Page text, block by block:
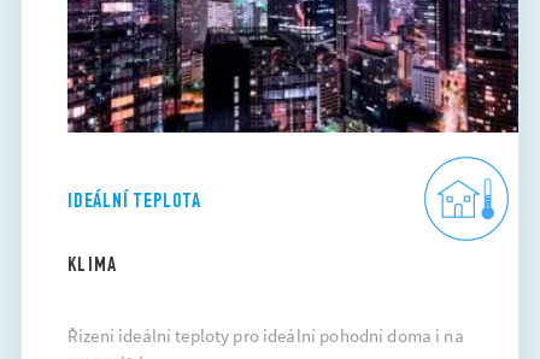
IDEÁLNÍ TEPLOTA
KLIMA
Řízení ideální teploty pro ideální pohodní doma i na